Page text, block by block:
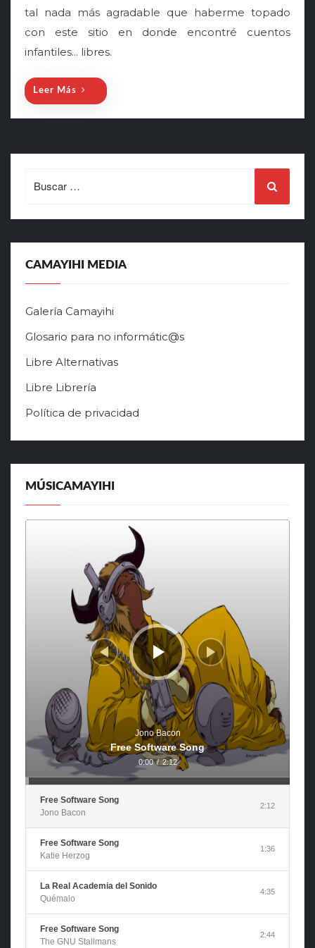
tal nada más agradable que haberme topado
con este sitio en donde encontré cuentos
infantiles... libres.
Leer Más
for:
CAMAYIHI MEDIA
Galería Camayihi
Glosario para no informátic@s
Libre Alternativas
Libre Librería
Política de privacidad
MÚSICAMAYIHI
Reproductor
Jono Bacon
Free Software Song
0:00 / 2:12
Free Software Song
Jono Bacon
2:12
Free Software Song
Katie Herzog
1:36
La Real Academia del Sonido
Quémalo
4:35
Free Software Song
The GNU Stallmans
2:44